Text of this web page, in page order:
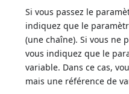
Si vous passez le
indiquez que le
(une chaîne). Si vous ne
vous indiquez que le
variable. Dans ce cas,
mais une référence de